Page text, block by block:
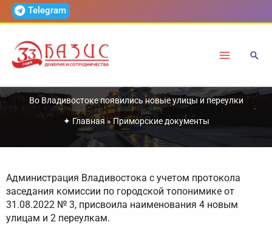
ПерейтиTelegram
Во Владивостоке появились новые улицы и переулки
✦ Главная»Приморские документы
Администрация Владивостока с учетом протокола
заседания комиссии по городской топонимике от
31.08.2022 № 3, присвоила наименования 4 новым
улицам и 2 переулкам.